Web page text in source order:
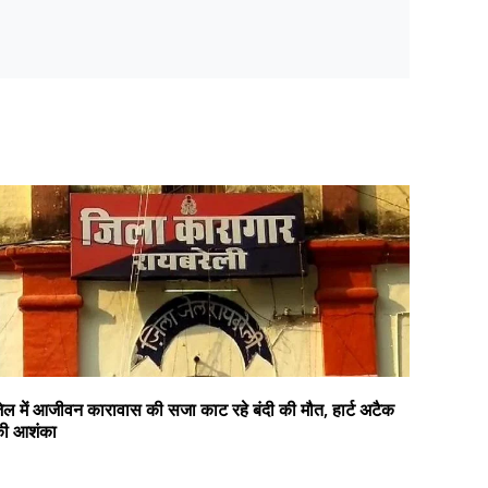
में आजीवन कारावास की सजा काट रहे बंदी की मौत, हार्ट अटैक
आशंका